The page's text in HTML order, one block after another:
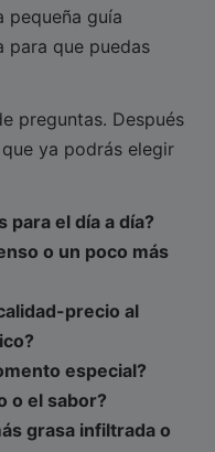
pequeña guía
para que puedas
preguntas. Después
ya podrás elegir
para el día a día?
o un poco más
precio al
especial?
o el sabor?
grasa infiltrada o